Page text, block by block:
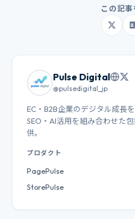
この記
Pulse Digital
@pulsedigital_jp
EC・B2B企業のデジタル成長
SEO・AI活用を組み合わせた
供。
プロダクト
PagePulse
StorePulse